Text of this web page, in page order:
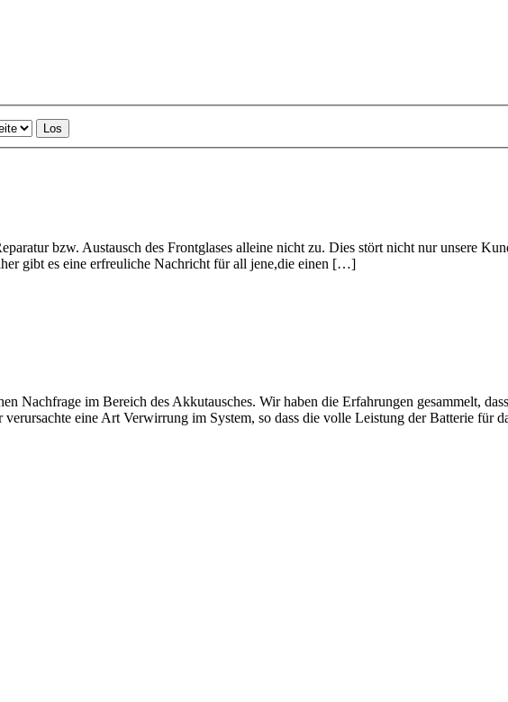
bzw. Austausch des Frontglases alleine nicht zu. Dies stört nicht nur unsere
gibt es eine erfreuliche Nachricht für all jene,die einen […]
Nachfrage im Bereich des Akkutausches. Wir haben die Erfahrungen gesammelt,
eine Art Verwirrung im System, so dass die volle Leistung der Batterie für